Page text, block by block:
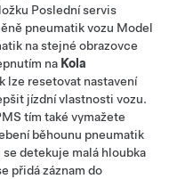
Poslední servis
pneumatik vozu Model
na stejné obrazovce
na Kola
lze resetovat nastavení
jízdní vlastnosti vozu.
tím také vymažete
běhounu pneumatik
se detekuje malá hloubka
přidá záznam do